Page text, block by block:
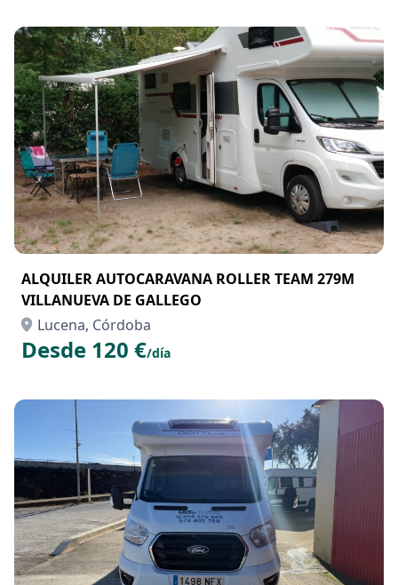
ALQUILER AUTOCARAVANA ROLLER TEAM 279M
VILLANUEVA DE GALLEGO
Lucena, Córdoba
Desde 120 €/día